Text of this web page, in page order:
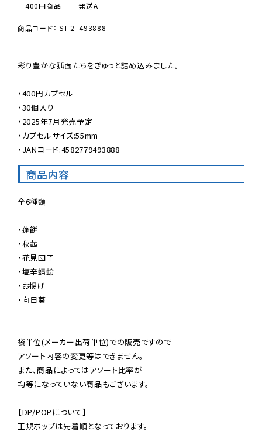
400円商品
発送A
商品コード： ST-2_493888
彩り豊かな狐面たちをぎゅっと詰め込みました。
・400円カプセル
・30個入り
・2025年7月発売予定
・カプセルサイズ:55mm
・JANコード:4582779493888
商品内容
全6種類
・蓬餅
・秋茜
・花見団子
・塩辛蜻蛉
・お揚げ
・向日葵
袋単位(メーカー出荷単位)での販売ですので
アソート内容の変更等はできません。
また、商品によってはアソート比率が
均等になっていない商品もございます。
【DP/POPについて】
正規ポップは先着順となっております。